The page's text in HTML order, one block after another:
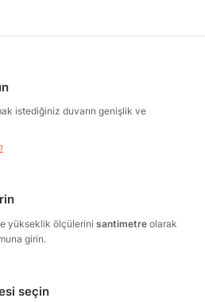
istediğiniz duvarın genişlik ve
yükseklik ölçülerini santimetre olarak
girin.
seçin